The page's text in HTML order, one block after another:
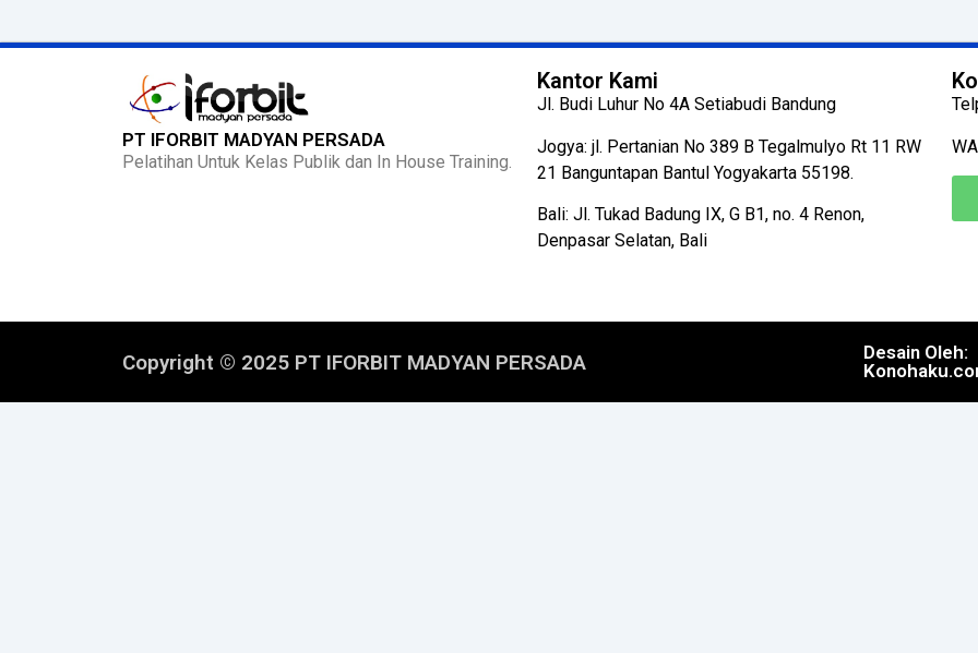
PT IFORBIT MADYAN PERSADA
Pelatihan Untuk Kelas Publik dan In House Training.
Kantor Kami
Jl. Budi Luhur No 4A Setiabudi Bandung
Jogya: jl. Pertanian No 389 B Tegalmulyo Rt 11 RW
21 Banguntapan Bantul Yogyakarta 55198.
Bali: Jl. Tukad Badung IX, G B1, no. 4 Renon,
Denpasar Selatan, Bali
Copyright © 2025 PT IFORBIT MADYAN PERSADA
Desain Oleh: